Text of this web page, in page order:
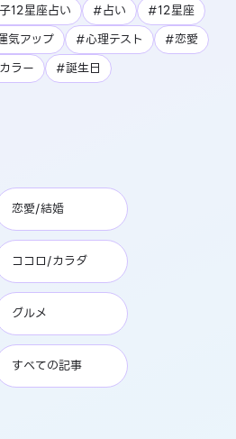
12星座占い #占い
#12星座
気アップ #心理テスト
#恋愛
ラー #誕生日
恋愛/結婚
ココロ/カラダ
グルメ
すべての記事